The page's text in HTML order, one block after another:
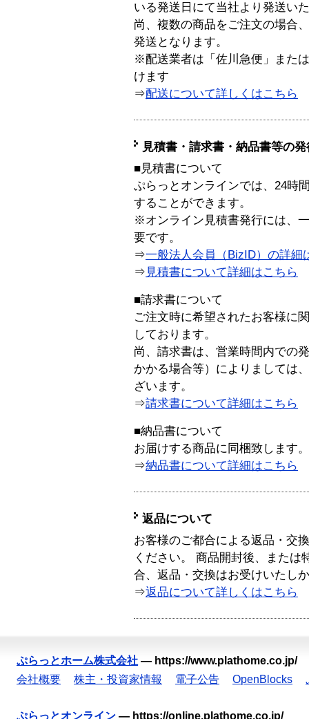
いる発送日にて当社より発送い
尚、複数の商品をご注文の場合
発送となります。
※配送業者は「佐川急便」また
けます
⇒配送について詳しくはこちら
見積書・請求書・納品書等の
■見積書について
ぷらっとオンラインでは、24時
することができます。
※オンライン見積書発行には、
要です。
⇒一般法人会員（BizID）の詳細
⇒ 見積書について詳細はこちら
■請求書について
ご注文時に希望されたお客様に
しております。
尚、請求書は、営業時間内での
かかる場合等）によりましては
ざいます。
⇒請求書について詳細はこちら
■納品書について
お届けする商品に同梱致します。
⇒納品書について詳細はこちら
返品について
お客様のご都合による返品・交
ください。 商品開封後、または
合、返品・交換はお受けいたし
⇒返品について詳しくはこちら
ぷらっとホーム株式会社 — https://www.plathome.co.jp/
会社概要
株主・投資家情報 電子公告 OpenBlocks
ぷらっとオンライン — https://online.plathome.co.jp/